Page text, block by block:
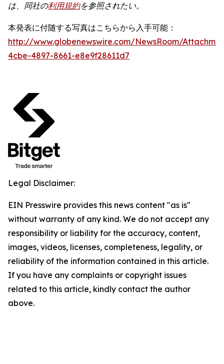
は、同社の利用規約を参照されたい。
本発表に付随する写真はこちらから入手可能：
http://www.globenewswire.com/NewsRoom/
4cbe-4897-8661-e8e9f28611d7
Legal Disclaimer:
EIN Presswire provides this news content "as is"
without warranty of any kind. We do not accept any
responsibility or liability for the accuracy, content,
images, videos, licenses, completeness, legality, or
reliability of the information contained in this article.
If you have any complaints or copyright issues
related to this article, kindly contact the author
above.